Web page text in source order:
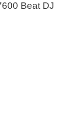
Beat DJ